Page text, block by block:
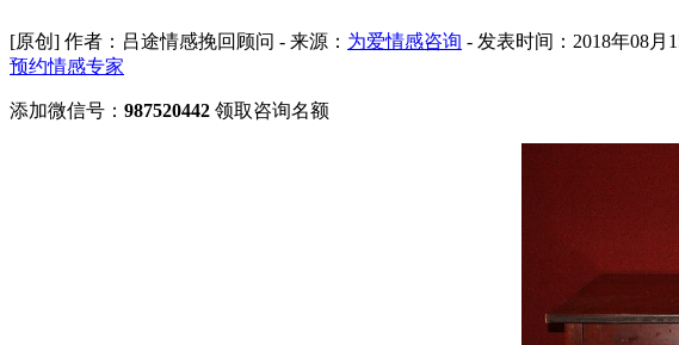
[原创] 作者：吕途情感挽回顾问 - 来源： 为爱情感咨询 - 发表时间：2018年08月
预约情感专家
添加微信号： 987520442 领取咨询名额